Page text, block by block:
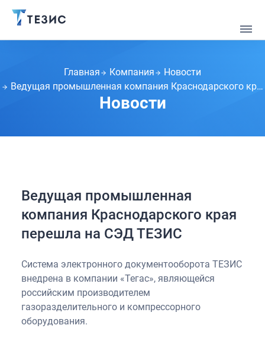
Главная Компания
Новости
Ведущая промышленная компания Краснодарского края перешла на СЭД ТЕЗИС
Новости
Ведущая промышленная
компания Краснодарского края
перешла на СЭД ТЕЗИС
Система электронного документооборота ТЕЗИС
внедрена в компании «Тегас», являющейся
российским производителем
газоразделительного и компрессорного
оборудования.